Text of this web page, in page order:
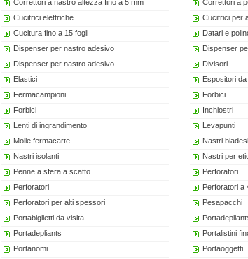
Correttori a nastro altezza fino a 5 mm
Correttori a
Cucitrici elettriche
Cucitrici per
Cucitura fino a 15 fogli
Datari e
Dispenser per nastro adesivo
Dispenser
Dispenser per nastro adesivo
Divisori
Elastici
Espositori
Fermacampioni
Forbici
Forbici
Inchiostri
Lenti di ingrandimento
Levapunti
Molle fermacarte
Nastri
Nastri isolanti
Nastri per
Penne a sfera a scatto
Perforatori
Perforatori
Perforatori a
Perforatori per alti spessori
Pesapacchi
Portabiglietti da visita
Portadepliants
Portalistini
Portanomi
Portaoggetti